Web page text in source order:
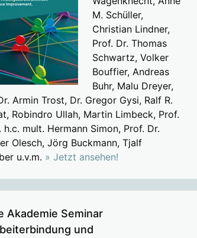
M. Schüller,
Christian Lindner,
Prof. Dr. Thomas
Schwartz, Volker
Bouffier, Andreas
Buhr, Malu Dreyer,
Armin Trost, Dr. Gregor Gysi, Ralf R.
Robindro Ullah, Martin Limbeck, Prof.
h.c. mult. Hermann Simon, Prof. Dr.
Olesch, Jörg Buckmann, Tjalf
u.v.m. » Jetzt ansehen!
Akademie Seminar
und